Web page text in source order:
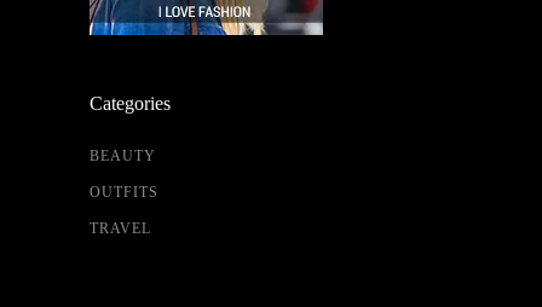
Categories
BEAUTY
OUTFITS
TRAVEL